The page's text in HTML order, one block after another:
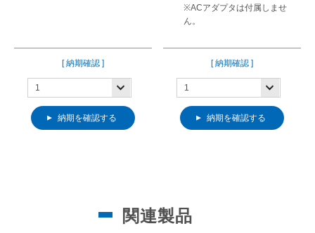
[ 納期確認 ]
納期を確認する
※ACアダプタは付属しませ
ん。
[ 納期確認 ]
納期を確認する
関連製品